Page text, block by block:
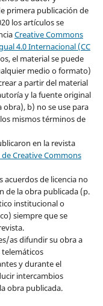
primera publicación de
los artículos se
Creative Commons
4.0 Internacional (CC
el material se puede
medio o formato)
a partir del material
y la fuente original
obra), b) no se use para
mismos términos de
en la revista
Creative Commons
de licencia no
de la obra publicada (p.
institucional o
siempre que se
as difundir su obra a
y durante el
intercambios
obra publicada.